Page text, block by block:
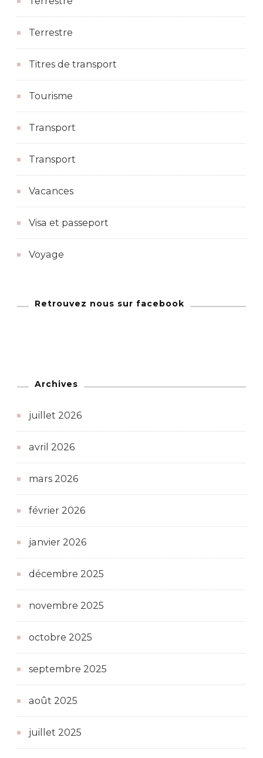
Terrestre
Titres de transport
Tourisme
Transport
Transport
Vacances
Visa et passeport
Voyage
Retrouvez nous sur facebook
Archives
juillet 2026
avril 2026
mars 2026
février 2026
janvier 2026
décembre 2025
novembre 2025
octobre 2025
septembre 2025
août 2025
juillet 2025